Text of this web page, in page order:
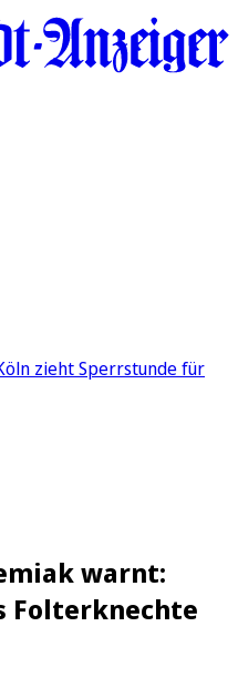
zieht Sperrstunde für
warnt:
Folterknechte